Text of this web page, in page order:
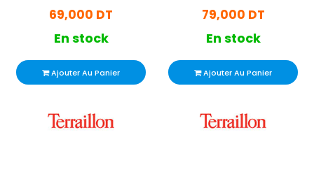
69,000 DT
En stock
Ajouter Au Panier
79,000 DT
En stock
Ajouter Au Panier